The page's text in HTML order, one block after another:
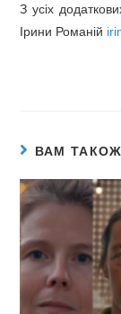
З усіх
Ірини Романій
ВАМ